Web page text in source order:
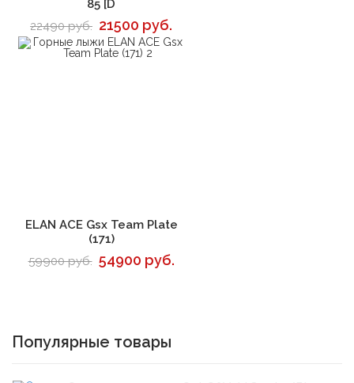
85 [D
22490 руб. 21500 руб.
В корзину
ELAN ACE Gsx Team Plate
(171)
59900 руб. 54900 руб.
Популярные товары